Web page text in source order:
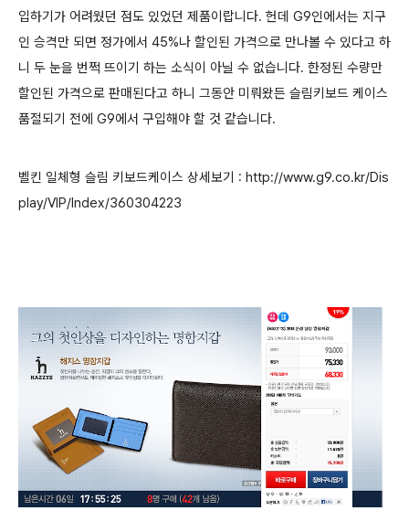
입하기가 어려웠던 점도 있었던 제품이랍니다. 헌데 G9인에서는 지구
인 승격만 되면 정가에서 45%나 할인된 가격으로 만나볼 수 있다고 하
니 두 눈을 번쩍 뜨이기 하는 소식이 아닐 수 없습니다. 한정된 수량만
할인된 가격으로 판매된다고 하니 그동안 미뤄왔든 슬림키보드 케이스
품절되기 전에 G9에서 구입해야 할 것 같습니다.
벨킨 일체형 슬림 키보드케이스 상세보기 : http://www.g9.co.kr/Dis
play/VIP/Index/360304223